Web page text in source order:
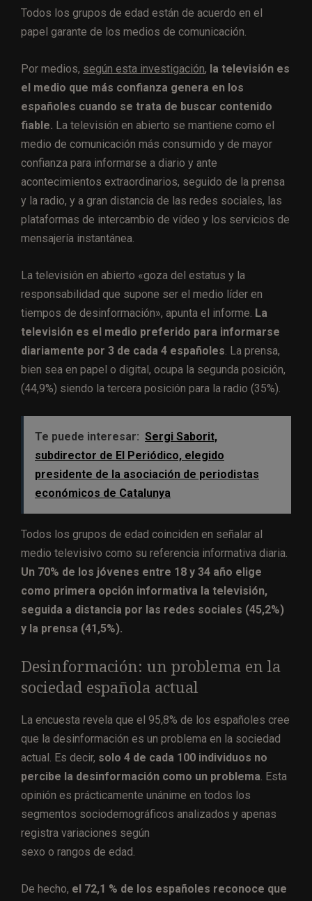
Todos los grupos de edad están de acuerdo en el
papel garante de los medios de comunicación.
Por medios, según esta investigación, la televisión es
el medio que más confianza genera en los
españoles cuando se trata de buscar contenido
fiable. La televisión en abierto se mantiene como el
medio de comunicación más consumido y de mayor
confianza para informarse a diario y ante
acontecimientos extraordinarios, seguido de la prensa
y la radio, y a gran distancia de las redes sociales, las
plataformas de intercambio de vídeo y los servicios de
mensajería instantánea.
La televisión en abierto «goza del estatus y la
responsabilidad que supone ser el medio líder en
tiempos de desinformación», apunta el informe. La
televisión es el medio preferido para informarse
diariamente por 3 de cada 4 españoles . La prensa,
bien sea en papel o digital, ocupa la segunda posición,
(44,9%) siendo la tercera posición para la radio (35%).
Te puede interesar: Sergi Saborit,
subdirector de El Periódico, elegido
presidente de la asociación de periodistas
económicos de Catalunya
Todos los grupos de edad coinciden en señalar al
medio televisivo como su referencia informativa diaria.
Un 70% de los jóvenes entre 18 y 34 año elige
como primera opción informativa la televisión,
seguida a distancia por las redes sociales (45,2%)
y la prensa (41,5%).
Desinformación: un problema en la
sociedad española actual
La encuesta revela que el 95,8% de los españoles cree
que la desinformación es un problema en la sociedad
actual. Es decir, solo 4 de cada 100 individuos no
percibe la desinformación como un problema . Esta
opinión es prácticamente unánime en todos los
segmentos sociodemográficos analizados y apenas
registra variaciones según
sexo o rangos de edad.
De hecho, el 72,1 % de los españoles reconoce que